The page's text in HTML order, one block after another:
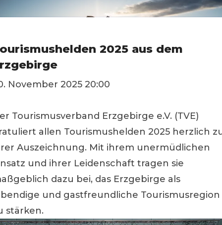
2025 aus dem
November 2025 20:00
Tourismusverband Erzgebirge e.V. (TVE)
allen Tourismushelden 2025 herzlich
Auszeichnung. Mit ihrem unermüdlichen
und ihrer Leidenschaft tragen sie
dazu bei, das Erzgebirge als
und gastfreundliche Tourismusregion
stärken.